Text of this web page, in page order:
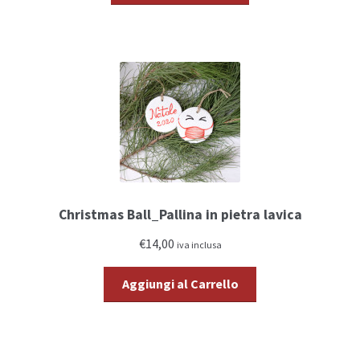
Christmas Ball_Pallina in pietra lavica
€14,00 iva inclusa
Aggiungi al Carrello